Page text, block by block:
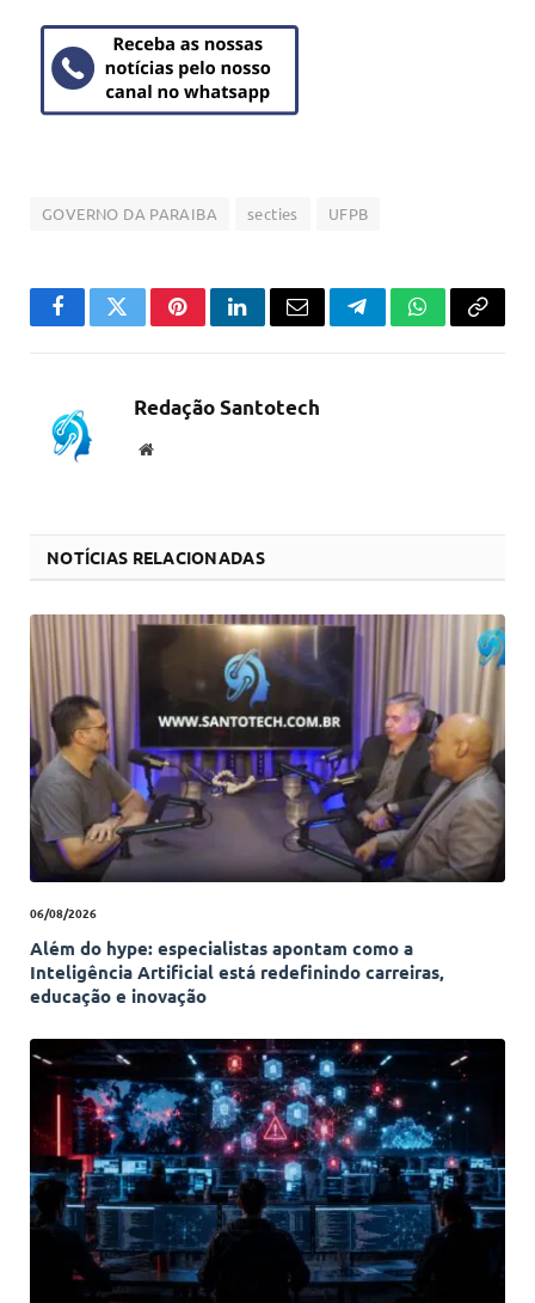
GOVERNO DA PARAIBA secties UFPB
FacebookTwitterPinterestLinkedInEmail TelegramWhatsApp
Copiar
Redação Santotech
Website
NOTÍCIAS RELACIONADAS
06/08/2026
Além do hype: especialistas apontam como a
Inteligência Artificial está redefinindo carreiras,
educação e inovação